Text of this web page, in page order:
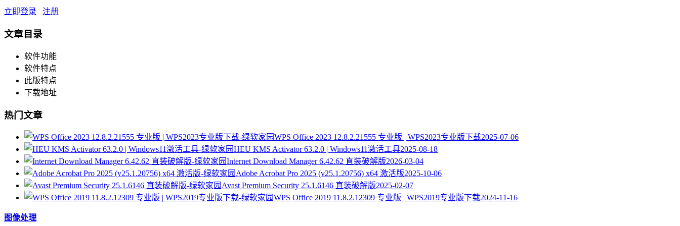
立即登录 注册
文章目录
软件功能
软件特点
此版特点
下载地址
热门文章
WPS Office 2023 12.8.2.21555 专业版 | WPS2023专业版下载2025-07-06
HEU KMS Activator 63.2.0 | Windows11激活工具2025-08-18
Internet Download Manager 6.42.62 直装破解版2026-03-04
Adobe Acrobat Pro 2025 (v25.1.20756) x64 激活版2025-10-06
Avast Premium Security 25.1.6146 直装破解版2025-02-07
WPS Office 2019 11.8.2.12309 专业版 | WPS2019专业版下载2024-11-16
图像处理